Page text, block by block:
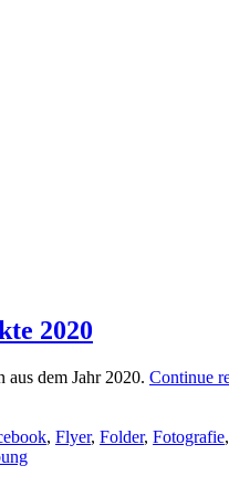
2020
aus dem Jahr 2020. Continue
, Flyer, Folder, Fotografie,